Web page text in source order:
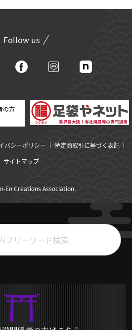
Follow us
の方
バシーポリシー
特定商取引に基づく表記
サイトマップ
En Creations Association.